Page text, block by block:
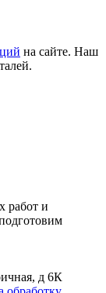
на сайте. Наш
работ и
д 6К